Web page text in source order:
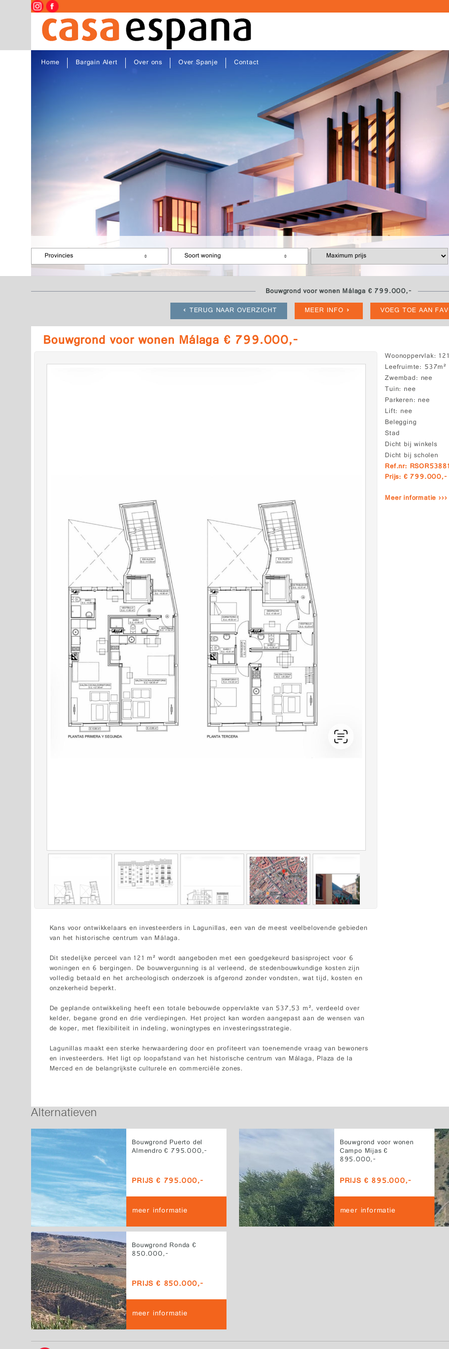
Home Bargain Alert Over ons Over Spanje Contact
Provincies Soort woning
Bouwgrond voor wonen Málaga € 799.000,-
TERUG NAAR OVERZICHT
MEER INFO VOEG TOE AAN
Bouwgrond voor wonen Málaga € 799.000,-
Woonoppervlak
Leefruimte 537m²
Zwembad nee
Tuin nee
Parkeren nee
Lift nee
Belegging
Stad
Dicht bij winkels
Dicht bij scholen
Ref.nr:
Prijs: € 799.000,-
Meer informatie ›››
Kans voor ontwikkelaars en investeerders in Lagunillas, een van de meest veelbelovende gebieden
van het historische centrum van Málaga.
Dit stedelijke perceel van 121 m² wordt aangeboden met een goedgekeurd basisproject voor 6
woningen en 6 bergingen. De bouwvergunning is al verleend, de stedenbouwkundige kosten zijn
volledig betaald en het archeologisch onderzoek is afgerond zonder vondsten, wat tijd, kosten en
onzekerheid beperkt.
De geplande ontwikkeling heeft een totale bebouwde oppervlakte van 537,53 m², verdeeld over
kelder, begane grond en drie verdiepingen. Het project kan worden aangepast aan de wensen van
de koper, met flexibiliteit in indeling, woningtypes en investeringsstrategie.
Lagunillas maakt een sterke herwaardering door en profiteert van toenemende vraag van bewoners
en investeerders. Het ligt op loopafstand van het historische centrum van Málaga, Plaza de la
Merced en de belangrijkste culturele en commerciële zones.
Alternatieven
Bouwgrond Puerto del
Almendro € 795.000,-
PRIJS € 795.000,-
meer informatie
Bouwgrond voor wonen
Campo Mijas €
895.000,-
PRIJS € 895.000,-
meer informatie
Bouwgrond Ronda €
850.000,-
PRIJS € 850.000,-
meer informatie